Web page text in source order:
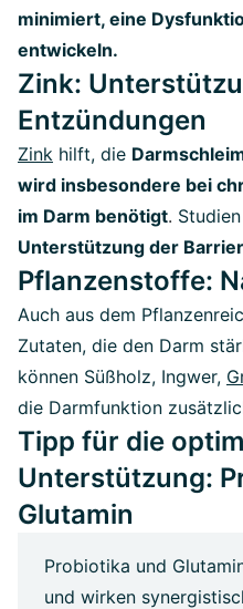
minimiert, eine
entwickeln.
Zink:
Entzündungen
Zink hilft, die
wird insbesondere bei
im Darm benötigt.
Unterstützung der
Pflanzenstoffe:
Auch aus dem
Zutaten, die den Darm
können Süßholz, Ingwer,
die Darmfunktion
Tipp für die
Unterstützung:
Glutamin
Probiotika und
und wirken